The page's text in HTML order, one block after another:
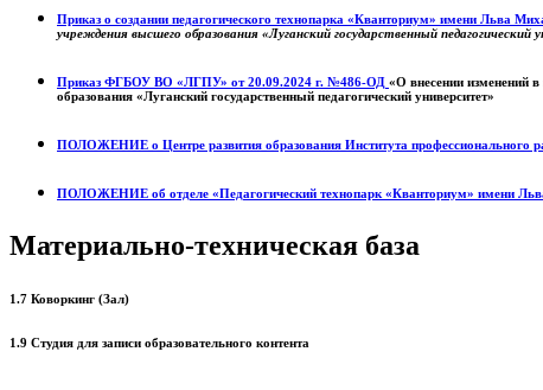
Приказ о создании педагогического технопарка «Кванториум» имени Льва
учреждения высшего образования «Луганский государственный педагогический
Приказ ФГБОУ ВО «ЛГПУ» от 20.09.2024 г. №486-ОД «О внесении изменений
образования «Луганский государственный педагогический университет»
ПОЛОЖЕНИЕ о Центре развития образования Института
ПОЛОЖЕНИЕ об отделе «Педагогический технопарк «Кванториум» имени
Материально-техническая база
1.7 Коворкинг (Зал)
1.9 Студия для записи образовательного контента